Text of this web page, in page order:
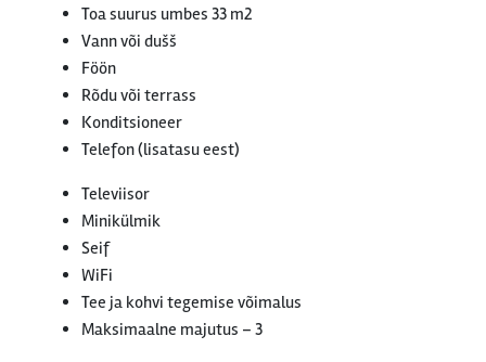
Toa suurus umbes 33 m2
Vann või dušš
Föön
Rõdu või terrass
Konditsioneer
Telefon (lisatasu eest)
Televiisor
Minikülmik
Seif
WiFi
Tee ja kohvi tegemise võimalus
Maksimaalne majutus – 3